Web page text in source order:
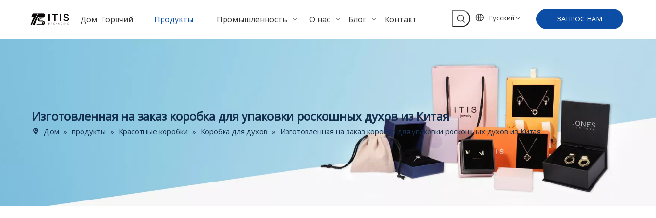
Дом Горячий Продукты Промышленность О нас Блог Контакт Pусский ЗАПРОС НАМ
Изготовленная на заказ коробка для упаковки роскошных духов из Китая
Дом » продукты » Красотные коробки » Коробка для духов » Изготовленная на заказ коробка для упаковки роскошных духов из Китая